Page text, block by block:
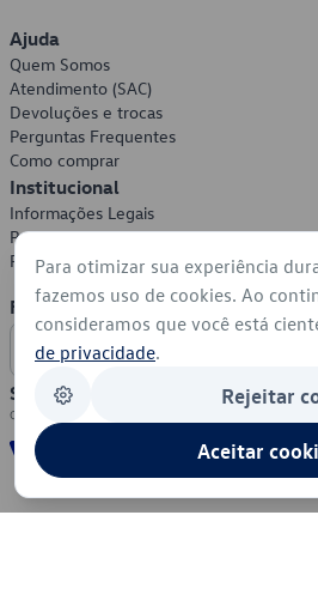
Ajuda
Quem Somos
Atendimento (SAC)
Devoluções e trocas
Perguntas Frequentes
Como comprar
Institucional
Informações Legais
Política de Privacidade
Política de Cookies
Formas de Pagamento
Segurança
Para otimizar sua experiência
fazemos uso de cookies. Ao
consideramos que você está
de privacidade.
Rejeitar
Aceitar